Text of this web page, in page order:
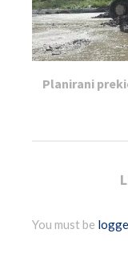
Planirani
You must be